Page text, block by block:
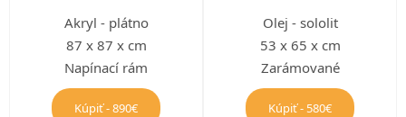
Akryl - plátno
87 x 87 x cm
Napínací rám
Kúpiť - 890€
Olej - sololit
53 x 65 x cm
Zarámované
Kúpiť - 580€